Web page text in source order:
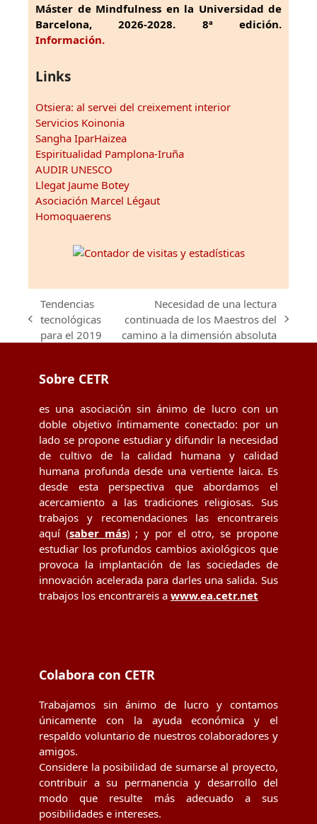
Máster de Mindfulness en la Universidad de
Barcelona, 2026-2028. 8ª edición.
Información.
Links
Otsiera: al servei del creixement interior
Servicios Koinonia
Sangha IparHaizea
Espiritualidad Pamplona-Iruña
AUDIR UNESCO
Llegat Jaume Botey
Asociación Marcel Légaut
Homoquaerens
previous
post:
Tendencias
tecnológicas
para el 2019
next
post:
Necesidad de una lectura
continuada de los Maestros del
camino a la dimensión absoluta
Sobre CETR
es una asociación sin ánimo de lucro con un
doble objetivo íntimamente conectado: por un
lado se propone estudiar y difundir la necesidad
de cultivo de la calidad humana y calidad
humana profunda desde una vertiente laica. Es
desde esta perspectiva que abordamos el
acercamiento a las tradiciones religiosas. Sus
trabajos y recomendaciones las encontrareis
aquí (saber más) ; y por el otro, se propone
estudiar los profundos cambios axiológicos que
provoca la implantación de las sociedades de
innovación acelerada para darles una salida. Sus
trabajos los encontrareis a www.ea.cetr.net
Colabora con CETR
Trabajamos sin ánimo de lucro y contamos
únicamente con la ayuda económica y el
respaldo voluntario de nuestros colaboradores y
amigos.
Considere la posibilidad de sumarse al proyecto,
contribuir a su permanencia y desarrollo del
modo que resulte más adecuado a sus
posibilidades e intereses.